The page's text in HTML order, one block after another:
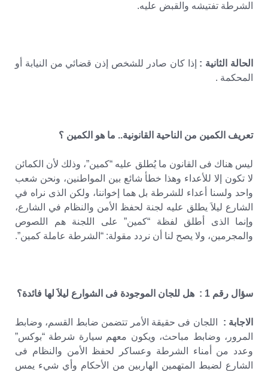
الشرطة تفتيشه والقبض عليه.
الحالة الثانية : إذا كان صادر للشخص إذن قضائي من النيابة أو
المحكمة .
تعريف الكمين من الناحية القانونية.. ما هو الكمين ؟
ليس هناك فى القانون ما يُطلق عليه “كمين”، وذلك لأن الكمائن
لا تكون إلا للأعداء وهذا خطأ شائع بين المواطنين، ونحن شعب
واحد ولسنا أعداء للشرطة بل هما إخواننا، ولكن الذى نراه في
الشارع ليلاَ يطلق عليه لجنة لحفظ الأمن والنظام في الشارع،
وإنما الذى أطلق لفظة “كمين” على اللجنة هم اللصوص
والمجرمين، ولا يصح لنا أن نردد مقولة: “الشرطة عاملة كمين”.
سؤال رقم 1 : هل للجان الموجودة فى الشوارع ليلاَ لها فائدة؟
الاجابة : اللجان فى حقيقة الأمر تتضمن ضابط القسم، وضابط
المرور، وضابط مباحث، ويكون معهم سيارة شرطة “بوكس”
وعدد من أمناء الشرطة وعساكر لحفظ الأمن والنظام فى
الشارع لضبط المتهمين الهاربين من الأحكام وأي شيء يمس